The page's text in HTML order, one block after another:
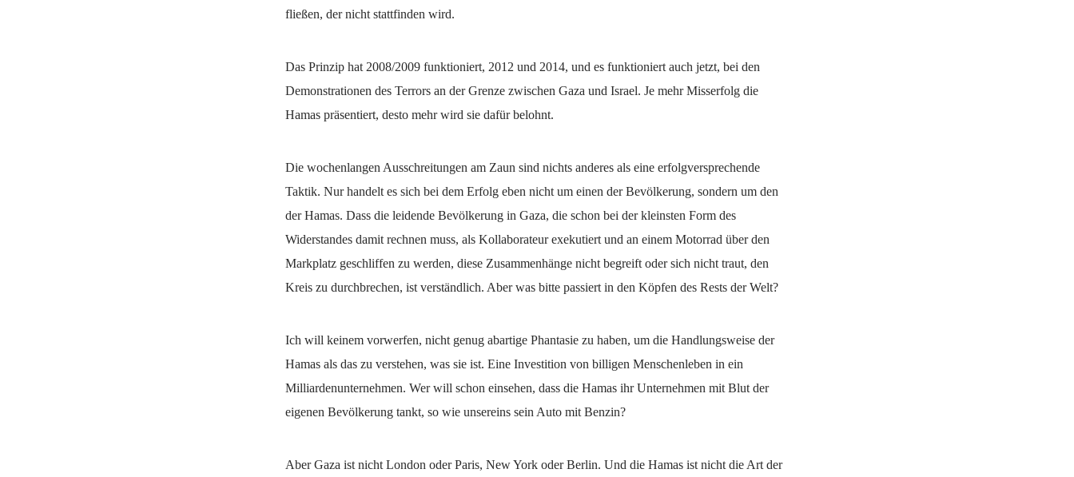
fließen, der nicht stattfinden wird.
Das Prinzip hat 2008/2009 funktioniert, 2012 und 2014, und es funktioniert auch jetzt, bei den
Demonstrationen des Terrors an der Grenze zwischen Gaza und Israel. Je mehr Misserfolg die
Hamas präsentiert, desto mehr wird sie dafür belohnt.
Die wochenlangen Ausschreitungen am Zaun sind nichts anderes als eine erfolgversprechende
Taktik. Nur handelt es sich bei dem Erfolg eben nicht um einen der Bevölkerung, sondern um den
der Hamas. Dass die leidende Bevölkerung in Gaza, die schon bei der kleinsten Form des
Widerstandes damit rechnen muss, als Kollaborateur exekutiert und an einem Motorrad über den
Markplatz geschliffen zu werden, diese Zusammenhänge nicht begreift oder sich nicht traut, den
Kreis zu durchbrechen, ist verständlich. Aber was bitte passiert in den Köpfen des Rests der Welt?
Ich will keinem vorwerfen, nicht genug abartige Phantasie zu haben, um die Handlungsweise der
Hamas als das zu verstehen, was sie ist. Eine Investition von billigen Menschenleben in ein
Milliardenunternehmen. Wer will schon einsehen, dass die Hamas ihr Unternehmen mit Blut der
eigenen Bevölkerung tankt, so wie unsereins sein Auto mit Benzin?
Aber Gaza ist nicht London oder Paris, New York oder Berlin. Und die Hamas ist nicht die Art der